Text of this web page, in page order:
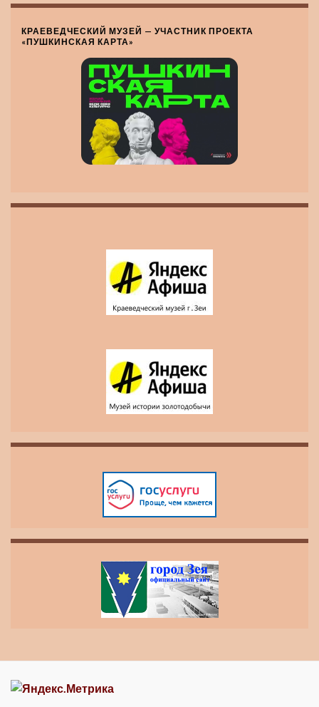
КРАЕВЕДЧЕСКИЙ МУЗЕЙ — УЧАСТНИК ПРОЕКТА
«ПУШКИНСКАЯ КАРТА»